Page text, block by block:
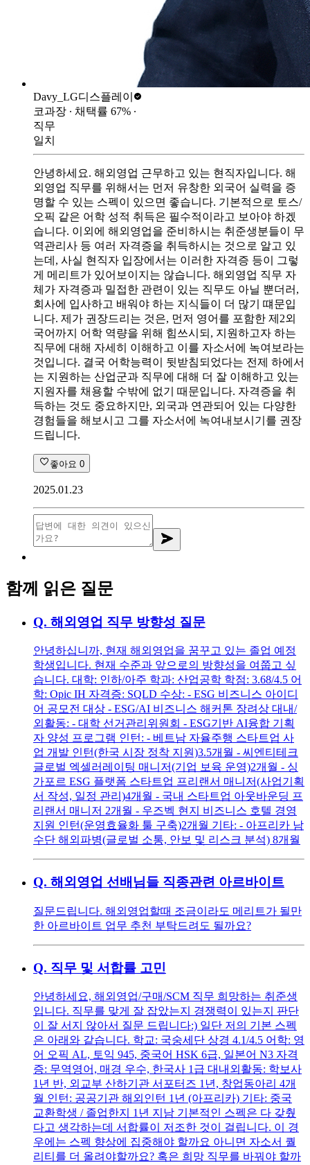
Davy_ LG디스플레이
코과장 ∙ 채택률 67% ∙
직무
일치
안녕하세요. 해외영업 근무하고 있는 현직자입니다. 해
외영업 직무를 위해서는 먼저 유창한 외국어 실력을 증
명할 수 있는 스펙이 있으면 좋습니다. 기본적으로 토스/
오픽 같은 어학 성적 취득은 필수적이라고 보아야 하겠
습니다. 이외에 해외영업을 준비하시는 취준생분들이 무
역관리사 등 여러 자격증을 취득하시는 것으로 알고 있
는데, 사실 현직자 입장에서는 이러한 자격증 등이 그렇
게 메리트가 있어보이지는 않습니다. 해외영업 직무 자
체가 자격증과 밀접한 관련이 있는 직무도 아닐 뿐더러,
회사에 입사하고 배워야 하는 지식들이 더 많기 떄문입
니다. 제가 권장드리는 것은, 먼저 영어를 포함한 제2외
국어까지 어학 역량을 위해 힘쓰시되, 지원하고자 하는
직무에 대해 자세히 이해하고 이를 자소서에 녹여보라는
것입니다. 결국 어학능력이 뒷받침되었다는 전제 하에서
는 지원하는 산업군과 직무에 대해 더 잘 이해하고 있는
지원자를 채용할 수밖에 없기 때문입니다. 자격증을 취
득하는 것도 중요하지만, 외국과 연관되어 있는 다양한
경험들을 해보시고 그를 자소서에 녹여내보시기를 권장
드립니다.
좋아요 0
2025.01.23
함께 읽은 질문
Q. 해외영업 직무 방향성 질문
안녕하십니까, 현재 해외영업을 꿈꾸고 있는 졸업 예정
학생입니다. 현재 수준과 앞으로의 방향성을 여쭙고 싶
습니다. 대학: 인하/아주 학과: 산업공학 학점: 3.68/4.5 어
학: Opic IH 자격증: SQLD 수상: - ESG 비즈니스 아이디
어 공모전 대상 - ESG/AI 비즈니스 해커톤 장려상 대내/
외활동: - 대학 선거관리위원회 - ESG기반 AI융합 기획
자 양성 프로그램 인턴: - 베트남 자율주행 스타트업 사
업 개발 인턴(한국 시장 정착 지원)3.5개월 - 씨엔티테크
글로벌 엑셀러레이팅 매니저(기업 보육 운영)2개월 - 싱
가포르 ESG 플랫폼 스타트업 프리랜서 매니저(사업기획
서 작성, 일정 관리)4개월 - 국내 스타트업 아웃바운딩 프
리랜서 매니저 2개월 - 우즈벡 현지 비즈니스 호텔 경영
지원 인턴(운영효율화 툴 구축)2개월 기타: - 아프리카 남
수단 해외파병(글로벌 소통, 안보 및 리스크 분석) 8개월
Q. 해외영업 선배님들 직종관련 아르바이트
질문드립니다. 해외영업할때 조금이라도 메리트가 될만
한 아르바이트 업무 추천 부탁드려도 될까요?
Q. 직무 및 서합률 고민
안녕하세요, 해외영업/구매/SCM 직무 희망하는 취준생
입니다. 직무를 맞게 잘 잡았는지 경쟁력이 있는지 판단
이 잘 서지 않아서 질문 드립니다:) 일단 저의 기본 스펙
은 아래와 같습니다. 학교: 국숭세단 상경 4.1/4.5 어학: 영
어 오픽 AL, 토익 945, 중국어 HSK 6급, 일본어 N3 자격
증: 무역영어, 매경 우수, 한국사 1급 대내외활동: 학보사
1년 반, 외교부 산하기관 서포터즈 1년, 창업동아리 4개
월 인턴: 공공기관 해외인턴 1년 (아프리카) 기타: 중국
교환학생 / 졸업한지 1년 지남 기본적인 스펙은 다 갖췄
다고 생각하는데 서합률이 저조한 것이 걸립니다. 이 경
우에는 스펙 향상에 집중해야 할까요 아니면 자소서 퀄
리티를 더 올려야할까요? 혹은 희망 직무를 바꿔야 할까